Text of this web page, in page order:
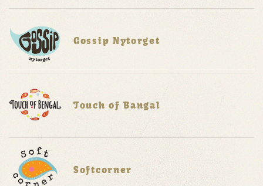
Gossip Nytorget
Touch of Bangal
Softcorner